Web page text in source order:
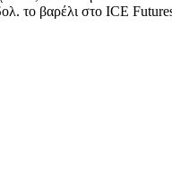
το βαρέλι στο ICE